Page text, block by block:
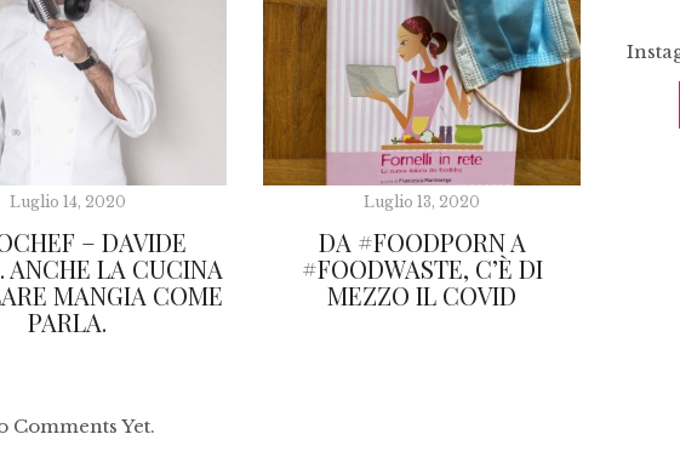
Luglio 14, 2020
– DAVIDE
ANCHE LA CUCINA
MANGIA COME
PARLA.
Luglio 13, 2020
DA #FOODPORN A
#FOODWASTE, C’È DI
MEZZO IL COVID
Comments Yet.